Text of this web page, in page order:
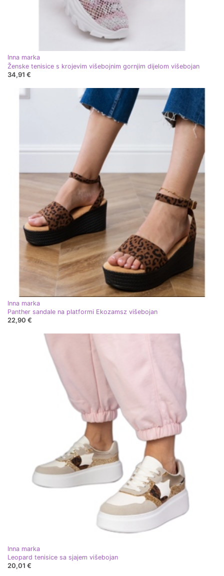
Inna marka
Ženske tenisice s krojevim višebojnim gornjim dijelom višebojan
34,91 €
Inna marka
Panther sandale na platformi Ekozamsz višebojan
22,90 €
Inna marka
Leopard tenisice sa sjajem višebojan
20,01 €